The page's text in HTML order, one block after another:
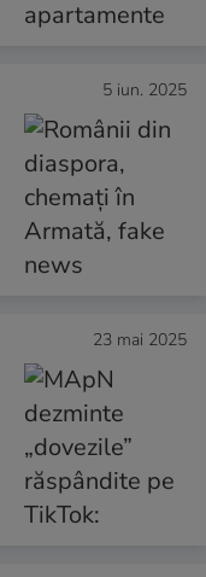
5 iun. 2025
23 mai 2025